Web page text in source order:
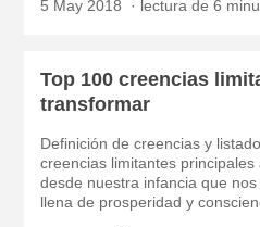
5 May 2018 lectura de 6
Top 100 creencias
transformar
Definición de creencias y
creencias limitantes principales
desde nuestra infancia que
llena de prosperidad y